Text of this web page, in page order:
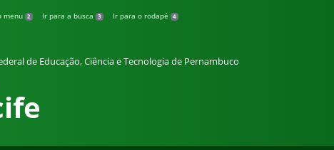
menu 2 Ir para a busca 3 Ir para o rodapé 4
de Educação, Ciência e Tecnologia de Pernambuco